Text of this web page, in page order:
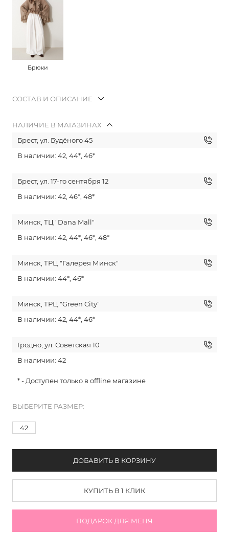
Брюки
СОСТАВ И ОПИСАНИЕ
НАЛИЧИЕ В МАГАЗИНАХ
Брест, ул. Будёного 45
В наличии: 42, 44*, 46*
Брест, ул. 17-го сентября 12
В наличии: 42, 46*, 48*
Минск, ТЦ "Dana Mall"
В наличии: 42, 44*, 46*, 48*
Минск, ТРЦ "Галерея Минск"
В наличии: 44*, 46*
Минск, ТРЦ "Green City"
В наличии: 42, 44*, 46*
Гродно, ул. Советская 10
В наличии: 42
* - Доступен только в offline магазине
ВЫБЕРИТЕ РАЗМЕР:
42
ДОБАВИТЬ В КОРЗИНУ
КУПИТЬ В 1 КЛИК
ПОДАРОК ДЛЯ МЕНЯ